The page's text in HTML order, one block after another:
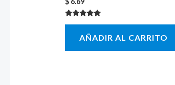
Valorado con
AÑADIR AL CARRITO